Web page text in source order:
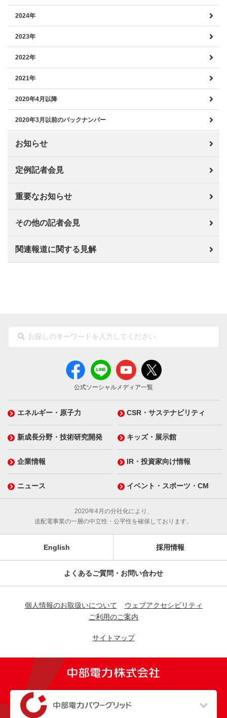
2024年
2023年
2022年
2021年
2020年4月以降
2020年3月以前のバックナンバー
お知らせ
定例記者会見
重要なお知らせ
その他の記者会見
関連報道に関する見解
公式ソーシャルメディア一覧
エネルギー・原子力 CSR・サステナビリティ
新成長分野・技術研究開発 キッズ・展示館
企業情報 IR・投資家向け情報
ニュース イベント・スポーツ・CM
2020年4月の分社化により、
送配電事業の一層の中立性・公平性を確保しております。
English 採用情報
よくあるご質問・お問い合わせ
個人情報のお取扱いについて
ウェブアクセシビリティ
ご利用のご案内
サイトマップ
（新しいウィンドウを開きます）